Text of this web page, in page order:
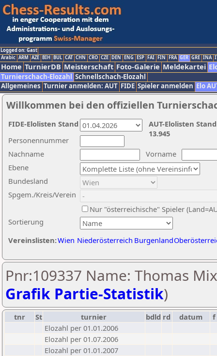
Logged on: Gast
Arabic ARM AZE BIH BUL CAT CHN CRO CZE DEN ENG ESP FAI FIN FRA GER GRE INA
Home TurnierDB Meisterschaft Foto-Galerie Meldekartei
Turnierschach-Elozahl Schnellschach-Elozahl
Allgemeines Turnier anmelden: AUT FIDE Spieler anmelden Elo
Willkommen bei den offiziellen
Nachname
Vorname
Ebene
Sortierung
Personennummer
Bundesland
Spgem./Kreis/Verein
Nur "österreichische" Spieler
Vereinslisten:Wien Niederösterreich Burgenland
AUT-Elolisten
13.945
FIDE-Elolisten Stand
Pnr:109337 Name: Thomas
Grafik Partie-Statistik)
tnr St turnier bdld rd datum
f
Elozahl per 01.01.2006
Elozahl per 01.07.2006
Elozahl per 01.01.2007